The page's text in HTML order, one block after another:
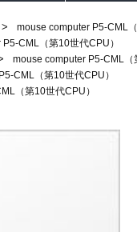
>
mouse computer P5-CML
CML（第10世代CPU）
mouse computer P5-CML（
CML（第10世代CPU）
（第10世代CPU）